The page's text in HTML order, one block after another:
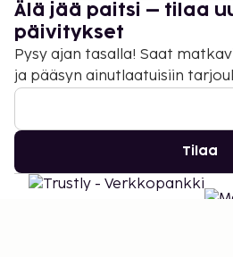
Älä jää paitsi – tilaa
päivitykset
Pysy ajan tasalla! Saat
ja pääsyn ainutlaatuisiin
Tilaa